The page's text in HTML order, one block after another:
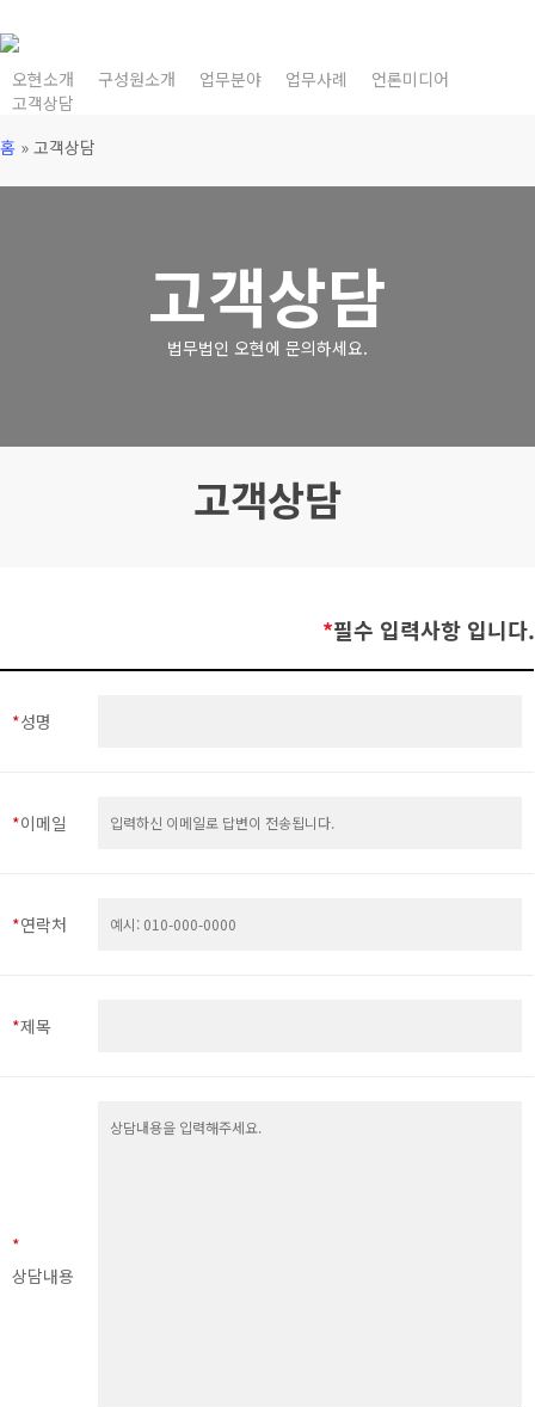
to
main
content
오현소개 구성원소개 업무분야 업무사례
언론미디어
고객상담
홈 » 고객상담
고객상담
법무법인 오현에 문의하세요.
고객상담
*필수 입력사항 입니다.
*성명
*이메일
*연락처
*제목
*
상담내용